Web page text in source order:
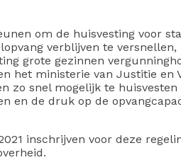
om de huisvesting voor
verblijven te
grote gezinnen
het ministerie van Justitie en
zo snel mogelijk te
en de druk op de
inschrijven voor deze